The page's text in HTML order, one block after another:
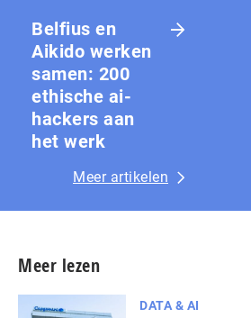
Belfius en
Aikido werken
samen: 200
ethische ai-
hackers aan
het werk
Meer artikelen
Meer lezen
DATA & AI